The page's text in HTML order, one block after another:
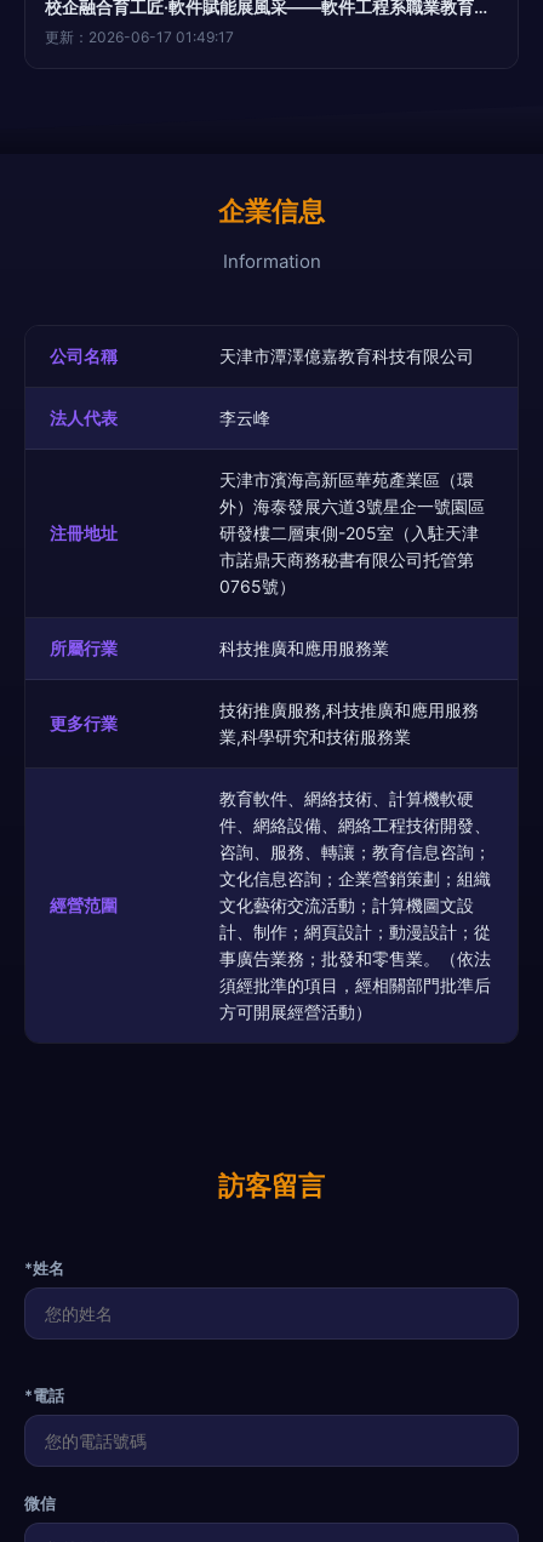
校企融合育工匠·軟件賦能展風采——軟件工程系職業教育活動周成果巡禮
更新：2026-06-17 01:49:17
企業信息
Information
公司名稱 天津市潭澤億嘉教育科技有限公司
法人代表 李云峰
注冊地址
天津市濱海高新區華苑產業區（環
外）海泰發展六道3號星企一號園區
研發樓二層東側-205室（入駐天津
市諾鼎天商務秘書有限公司托管第
0765號）
所屬行業 科技推廣和應用服務業
更多行業
技術推廣服務,科技推廣和應用服務
業,科學研究和技術服務業
經營范圍
教育軟件、網絡技術、計算機軟硬
件、網絡設備、網絡工程技術開發、
咨詢、服務、轉讓；教育信息咨詢；
文化信息咨詢；企業營銷策劃；組織
文化藝術交流活動；計算機圖文設
計、制作；網頁設計；動漫設計；從
事廣告業務；批發和零售業。（依法
須經批準的項目，經相關部門批準后
方可開展經營活動）
訪客留言
*姓名
*電話
微信